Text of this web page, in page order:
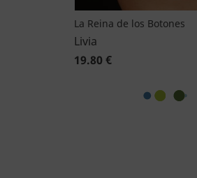
La Reina de los Botones
Livia
19.80 €